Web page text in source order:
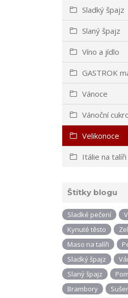
Sladký špajz
Slaný špajz
Víno a jídlo
GASTROK
Vánoce
Vánoční
Velikonoce
Itálie na talíři
Štítky blogu
Sladké pečení
Kynuté těsto
Maso na talíři
Sladký špajz
Slaný špajz
Brambory